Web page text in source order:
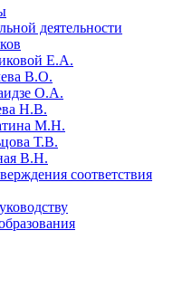
деятельности
Е.А.
В.О.
О.А.
Н.В.
М.Н.
Т.В.
В.Н.
соответствия